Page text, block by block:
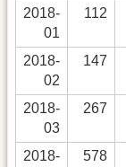
2018-
01
112
2018-
02
147
2018-
03
267
2018-
578